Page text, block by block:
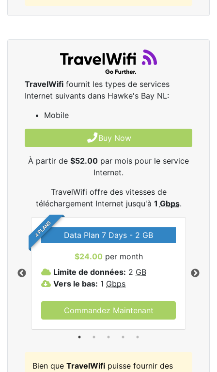
TravelWifi fournit les types de services
Internet suivants dans Hawke's Bay NL:
Mobile
Buy Now
À partir de $52.00 par mois pour le service
Internet.
TravelWifi offre des vitesses de
téléchargement Internet jusqu'à 1 Gbps.
4 PLANS Data Plan 7 Days - 2 GB
$24.00 per month
Limite de données: 2 GB
Vers le bas: 1 Gbps
Commandez Maintenant
Bien que TravelWifi puisse fournir des